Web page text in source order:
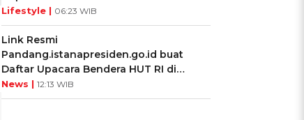
Lifestyle | 06:23 WIB
Link Resmi
Pandang.istanapresiden.go.id buat
Daftar Upacara Bendera HUT RI di
Istana Negara
News | 12:13 WIB